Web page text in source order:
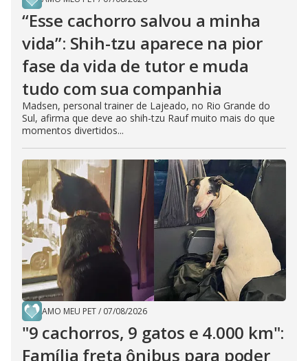
“Esse cachorro salvou a minha
vida”: Shih-tzu aparece na pior
fase da vida de tutor e muda
tudo com sua companhia
Madsen, personal trainer de Lajeado, no Rio Grande do
Sul, afirma que deve ao shih-tzu Rauf muito mais do que
momentos divertidos...
AMO MEU PET/ 07/08/2026
"9 cachorros, 9 gatos e 4.000 km":
Família freta ônibus para poder